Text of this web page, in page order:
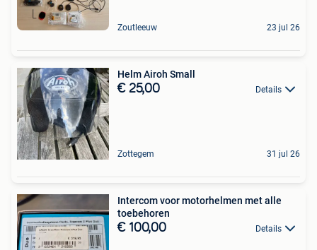
Zoutleeuw 23 jul 26
Helm Airoh Small
€ 25,00 Details
Zottegem 31 jul 26
Intercom voor motorhelmen met alle
toebehoren
€ 100,00 Details